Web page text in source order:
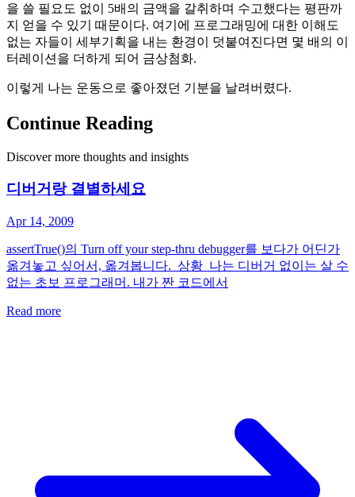
을 쓸 필요도 없이 5배의 금액을 갈취하며 수고했다는 평판까
지 얻을 수 있기 때문이다. 여기에 프로그래밍에 대한 이해도
없는 자들이 세부기획을 내는 환경이 덧붙여진다면 몇 배의 이
터레이션을 더하게 되어 금상첨화.
이렇게 나는 운동으로 좋아졌던 기분을 날려버렸다.
Continue Reading
Discover more thoughts and insights
디버거랑 결별하세요
Apr 14, 2009
assertTrue()의 Turn off your step-thru debugger를 보다가 어딘가
옮겨놓고 싶어서, 옮겨봅니다. 상황 나는 디버거 없이는 살 수
없는 초보 프로그래머. 내가 짠 코드에서
Read more